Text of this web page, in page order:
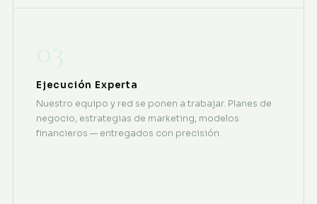
03
Ejecución Experta
Nuestro equipo y red se ponen a trabajar. Planes de
negocio, estrategias de marketing, modelos
financieros — entregados con precisión.